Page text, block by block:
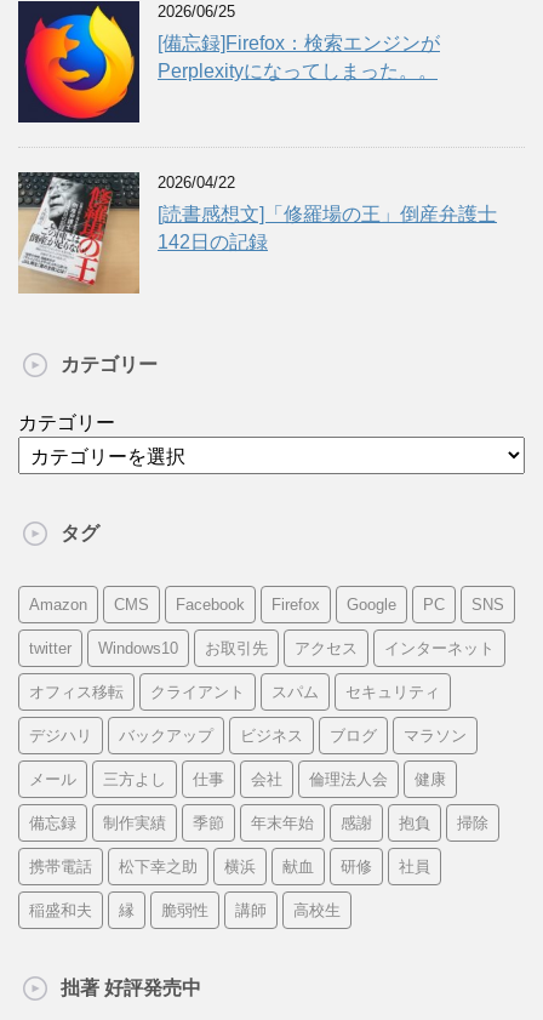
2026/06/25
[備忘録]Firefox：検索エンジンが
Perplexityになってしまった。。
2026/04/22
[読書感想文]「修羅場の王」倒産弁護士
142日の記録
カテゴリー
カテゴリー
タグ
Amazon CMS Facebook Firefox Google PC SNS
twitter Windows10 お取引先 アクセス インターネット
オフィス移転 クライアント スパム セキュリティ
デジハリ バックアップ ビジネス ブログ マラソン
メール 三方よし 仕事 会社 倫理法人会 健康
備忘録 制作実績 季節 年末年始 感謝 抱負 掃除
携帯電話 松下幸之助 横浜 献血 研修 社員
稲盛和夫 縁 脆弱性 講師 高校生
拙著 好評発売中